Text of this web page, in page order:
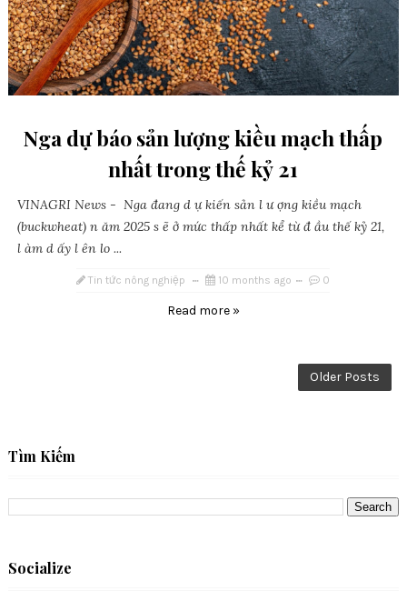
Nga dự báo sản lượng kiều mạch thấp
nhất trong thế kỷ 21
VINAGRI News - Nga đang d ự kiến sản l ư ợng kiều mạch
(buckwheat) n ăm 2025 s ẽ ở mức thấp nhất kể từ đ ầu thế kỷ 21,
l àm d ấy l ên lo ...
Tin tức nông nghiệp 10 months ago 0
Read more »
Older Posts
Tìm Kiếm
Socialize